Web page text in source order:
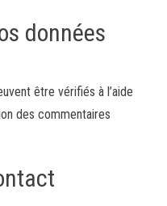
données
être vérifiés à l’aide
des commentaires